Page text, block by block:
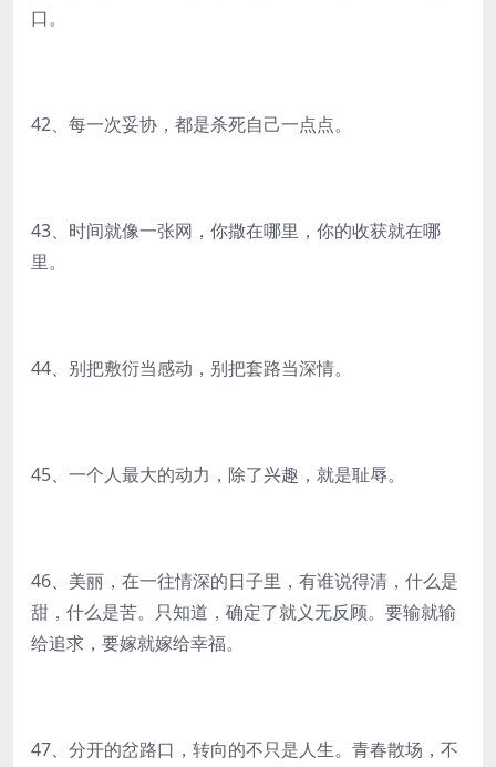
口。
42、每一次妥协，都是杀死自己一点点。
43、时间就像一张网，你撒在哪里，你的收获就在哪
里。
44、别把敷衍当感动，别把套路当深情。
45、一个人最大的动力，除了兴趣，就是耻辱。
46、美丽，在一往情深的日子里，有谁说得清，什么是
甜，什么是苦。只知道，确定了就义无反顾。要输就输
给追求，要嫁就嫁给幸福。
47、分开的岔路口，转向的不只是人生。青春散场，不